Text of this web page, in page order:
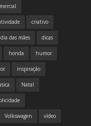
criativo
dia das mães dicas
honda humor
inspiração
Natal
Volkswagen vídeo